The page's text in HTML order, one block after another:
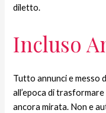
diletto.
Incluso
Tutto annunci e messo
all’epoca di
ancora mirata. Non e